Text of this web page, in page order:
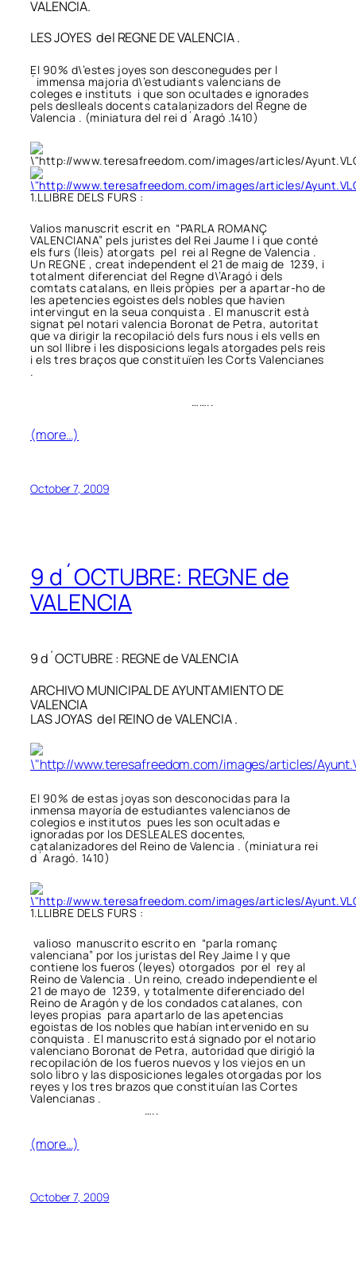
VALENCIA.
LES JOYES del REGNE DE VALENCIA .
El 90% d\’estes joyes son desconegudes per l
´immensa majoria d\’estudiants valencians de
coleges e instituts i que son ocultades e ignorades
pels deslleals docents catalanizadors del Regne de
Valencia . (miniatura del rei d´Aragó .1410)
1.LLIBRE DELS FURS :
Valios manuscrit escrit en “PARLA ROMANÇ
VALENCIANA” pels juristes del Rei Jaume I i que conté
els furs (lleis) atorgats pel rei al Regne de Valencia .
Un REGNE , creat independent el 21 de maig de 1239, i
totalment diferenciat del Regne d\’Aragó i dels
comtats catalans, en lleis pròpies per a apartar-ho de
les apetencies egoistes dels nobles que havien
intervingut en la seua conquista . El manuscrit està
signat pel notari valencia Boronat de Petra, autoritat
que va dirigir la recopilació dels furs nous i els vells en
un sol llibre i les disposicions legals atorgades pels reis
i els tres braços que constituïen les Corts Valencianes
.
……..
(more…)
October 7, 2009
9 d´OCTUBRE: REGNE de
VALENCIA
9 d´OCTUBRE : REGNE de VALENCIA
ARCHIVO MUNICIPAL DE AYUNTAMIENTO DE
VALENCIA
LAS JOYAS del REINO de VALENCIA .
El 90% de estas joyas son desconocidas para la
inmensa mayoría de estudiantes valencianos de
colegios e institutos pues les son ocultadas e
ignoradas por los DESLEALES docentes,
catalanizadores del Reino de Valencia . (miniatura rei
d´Aragó. 1410)
1.LLIBRE DELS FURS :
valioso manuscrito escrito en “parla romanç
valenciana” por los juristas del Rey Jaime I y que
contiene los fueros (leyes) otorgados por el rey al
Reino de Valencia . Un reino, creado independiente el
21 de mayo de 1239, y totalmente diferenciado del
Reino de Aragón y de los condados catalanes, con
leyes propias para apartarlo de las apetencias
egoistas de los nobles que habían intervenido en su
conquista . El manuscrito está signado por el notario
valenciano Boronat de Petra, autoridad que dirigió la
recopilación de los fueros nuevos y los viejos en un
solo libro y las disposiciones legales otorgadas por los
reyes y los tres brazos que constituían las Cortes
Valencianas .
…..
(more…)
October 7, 2009